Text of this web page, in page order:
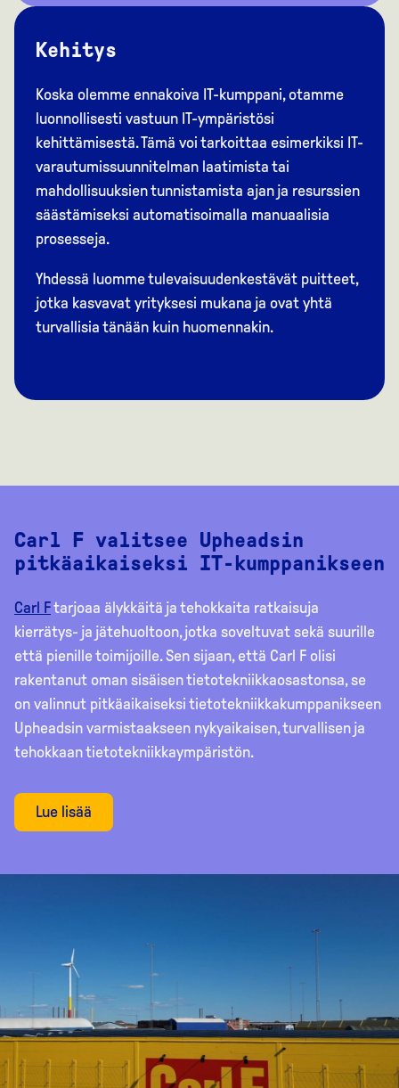
Kehitys
Koska olemme ennakoiva IT-kumppani, otamme
luonnollisesti vastuun IT-ympäristösi
kehittämisestä. Tämä voi tarkoittaa esimerkiksi IT-
varautumissuunnitelman laatimista tai
mahdollisuuksien tunnistamista ajan ja resurssien
säästämiseksi automatisoimalla manuaalisia
prosesseja.
Yhdessä luomme tulevaisuudenkestävät puitteet,
jotka kasvavat yrityksesi mukana ja ovat yhtä
turvallisia tänään kuin huomennakin.
Carl F valitsee Upheadsin
pitkäaikaiseksi IT-kumppanikseen
Carl Ftarjoaa älykkäitä ja tehokkaita ratkaisuja
kierrätys- ja jätehuoltoon, jotka soveltuvat sekä suurille
että pienille toimijoille. Sen sijaan, että Carl F olisi
rakentanut oman sisäisen tietotekniikkaosastonsa, se
on valinnut pitkäaikaiseksi tietotekniikkakumppanikseen
Upheadsin varmistaakseen nykyaikaisen, turvallisen ja
tehokkaan tietotekniikkaympäristön.
Lue lisää